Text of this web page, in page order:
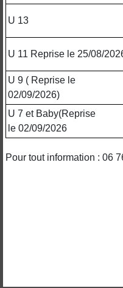
U 13
U 11 Reprise le 25/08/
U 9 ( Reprise le
02/09/2026)
U 7 et Baby(Reprise
le 02/09/2026
Pour tout information : 06